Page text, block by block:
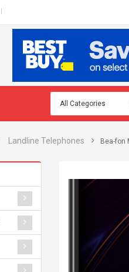
Landline Telephones Bea-fon